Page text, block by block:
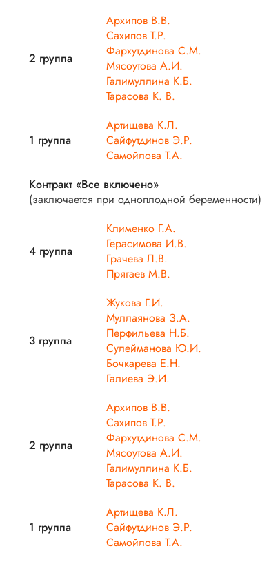
2 группа
Архипов В.В.
Сахипов Т.Р.
Фархутдинова С.М.
Мясоутова А.И.
Галимуллина К.Б.
Тарасова К. В.
1 группа
Артищева К.Л.
Сайфутдинов Э.Р.
Самойлова Т.А.
Контракт «Все включено»
(заключается при одноплодной беременности)
4 группа
Клименко Г.А.
Герасимова И.В.
Грачева Л.В.
Прягаев М.В.
3 группа
Жукова Г.И.
Муллаянова З.А.
Перфильева Н.Б.
Сулейманова Ю.И.
Бочкарева Е.Н.
Галиева Э.И.
2 группа
Архипов В.В.
Сахипов Т.Р.
Фархутдинова С.М.
Мясоутова А.И.
Галимуллина К.Б.
Тарасова К. В.
1 группа
Артищева К.Л.
Сайфутдинов Э.Р.
Самойлова Т.А.